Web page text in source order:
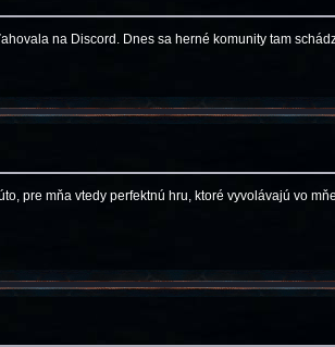
na Discord. Dnes sa herné komunity tam
pre mňa vtedy perfektnú hru, ktoré vyvolávajú vo